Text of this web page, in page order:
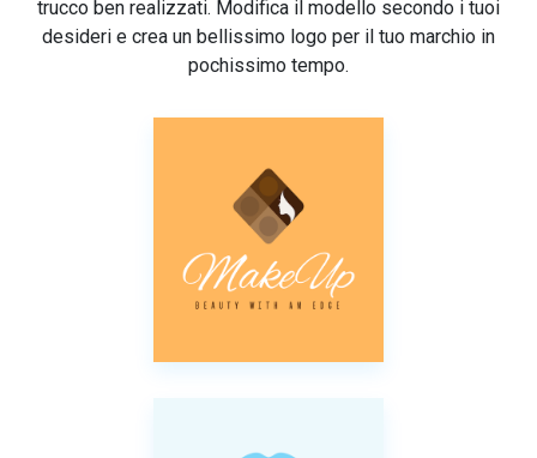
trucco ben realizzati. Modifica il modello secondo i tuoi
desideri e crea un bellissimo logo per il tuo marchio in
pochissimo tempo.